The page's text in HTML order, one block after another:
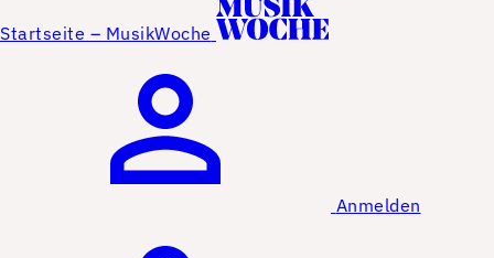
Startseite – MusikWoche
Anmelden